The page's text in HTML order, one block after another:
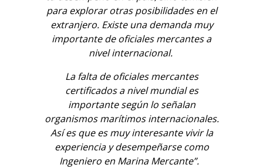
para explorar otras posibilidades en el
extranjero. Existe una demanda muy
importante de oficiales mercantes a
nivel internacional.
La falta de oficiales mercantes
certificados a nivel mundial es
importante según lo señalan
organismos marítimos internacionales.
Así es que es muy interesante vivir la
experiencia y desempeñarse como
Ingeniero en Marina Mercante”.